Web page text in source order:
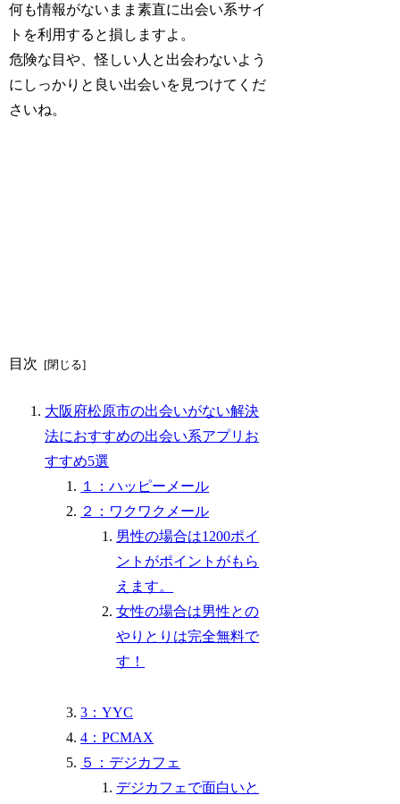
何も情報がないまま素直に出会い系サイ
トを利用すると損しますよ。
危険な目や、怪しい人と出会わないよう
にしっかりと良い出会いを見つけてくだ
さいね。
目次
大阪府松原市の出会いがない解決
法におすすめの出会い系アプリお
すすめ5選
１：ハッピーメール
２：ワクワクメール
男性の場合は1200ポイ
ントがポイントがもら
えます。
女性の場合は男性との
やりとりは完全無料で
す！
3：YYC
4：PCMAX
５：デジカフェ
デジカフェで面白いと